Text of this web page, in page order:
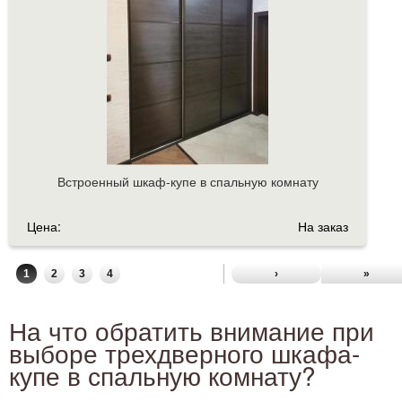
Встроенный шкаф-купе в спальную комнату
Цена: На заказ
1 2 3 4 › »
На что обратить внимание при
выборе трехдверного шкафа-
купе в спальную комнату?